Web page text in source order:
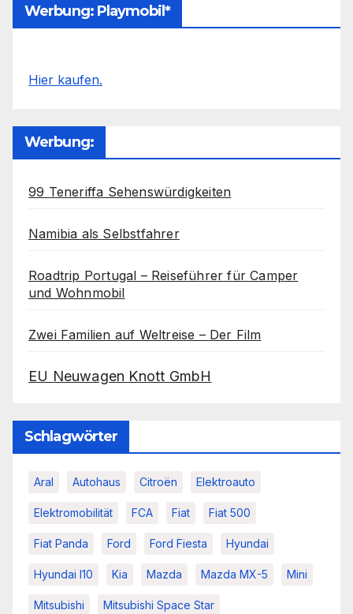
Werbung: Playmobil*
Hier kaufen.
Werbung:
99 Teneriffa Sehenswürdigkeiten
Namibia als Selbstfahrer
Roadtrip Portugal – Reiseführer für Camper
und Wohnmobil
Zwei Familien auf Weltreise – Der Film
EU Neuwagen Knott GmbH
Schlagwörter
Aral Autohaus Citroën Elektroauto
Elektromobilität FCA Fiat Fiat 500
Fiat Panda Ford Ford Fiesta Hyundai
Hyundai I10 Kia Mazda Mazda MX-5 Mini
Mitsubishi Mitsubishi Space Star